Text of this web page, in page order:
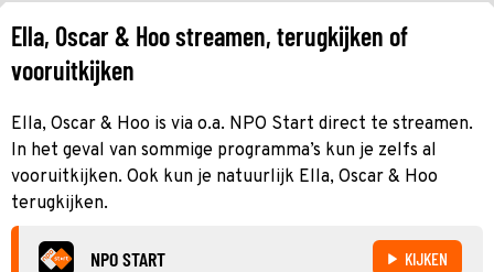
Ella, Oscar & Hoo streamen, terugkijken of
vooruitkijken
Ella, Oscar & Hoo is via o.a. NPO Start direct te streamen.
In het geval van sommige programma’s kun je zelfs al
vooruitkijken. Ook kun je natuurlijk Ella, Oscar & Hoo
terugkijken.
NPO START KIJKEN